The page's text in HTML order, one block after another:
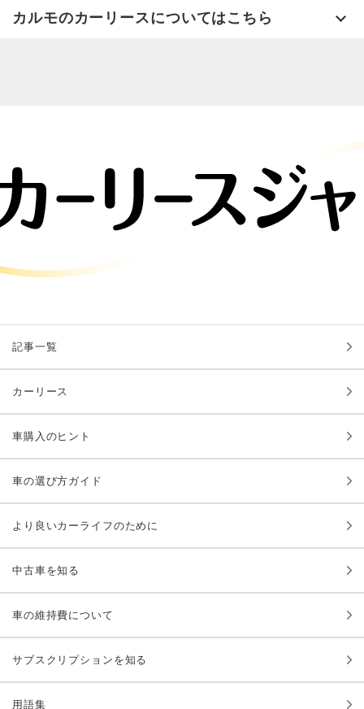
カルモのカーリースについてはこちら
記事一覧
カーリース
車購入のヒント
車の選び方ガイド
より良いカーライフのために
中古車を知る
車の維持費について
サブスクリプションを知る
用語集